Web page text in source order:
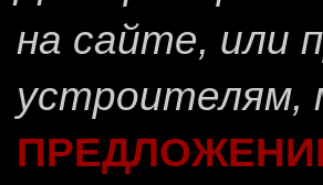
на сайте, или
устроителям,